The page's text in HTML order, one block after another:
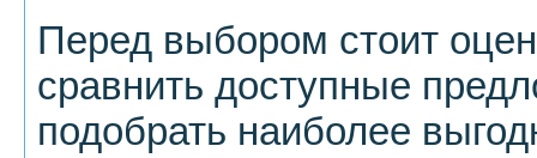
Перед выбором стоит
сравнить доступные
подобрать наиболее